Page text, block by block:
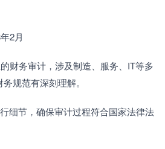
2月
财务审计，涉及制造、服务、IT等多
规范有深刻理解。
细节，确保审计过程符合国家法律法